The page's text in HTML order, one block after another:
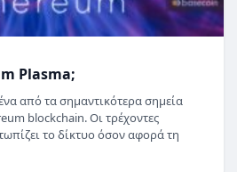
Plasma;
από τα σημαντικότερα σημεία
blockchain. Οι τρέχοντες
το δίκτυο όσον αφορά τη